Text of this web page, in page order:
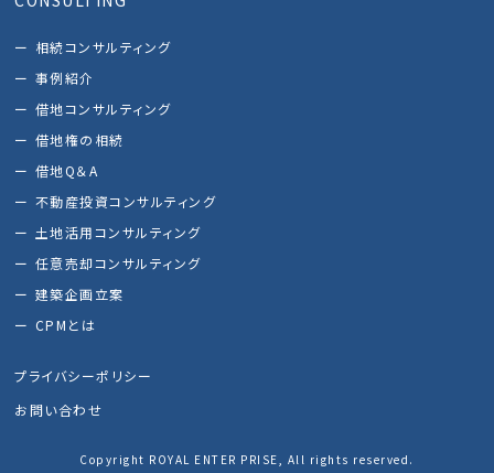
相続コンサルティング
事例紹介
借地コンサルティング
借地権の相続
借地Q＆A
不動産投資コンサルティング
土地活用コンサルティング
任意売却コンサルティング
建築企画立案
CPMとは
プライバシーポリシー
お問い合わせ
Copyright ROYAL ENTER PRISE, All rights reserved.